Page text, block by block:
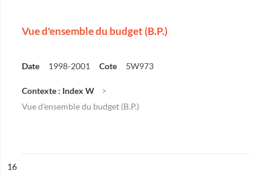
Vue d'ensemble du budget (B.P.)
Date 1998-2001 Cote 5W973
Contexte : Index W
Vue d'ensemble du budget (B.P.)
n°
16